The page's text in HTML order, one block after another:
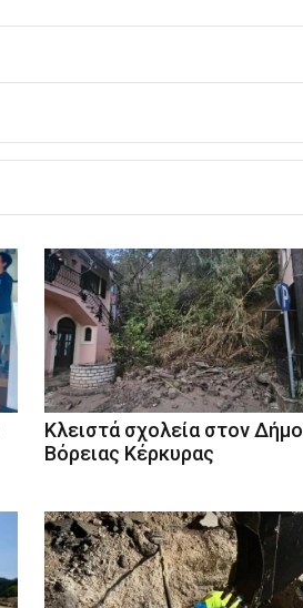
Κλειστά σχολεία στον Δήμο
Βόρειας Κέρκυρας